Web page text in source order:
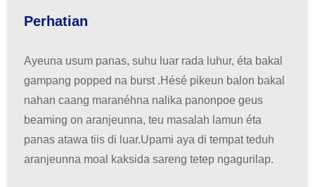
Perhatian
Ayeuna usum panas, suhu luar rada luhur, éta bakal
gampang popped na burst .Hésé pikeun balon bakal
nahan caang maranéhna nalika panonpoe geus
beaming on aranjeunna, teu masalah lamun éta
panas atawa tiis di luar.Upami aya di tempat teduh
aranjeunna moal kaksida sareng tetep ngagurilap.